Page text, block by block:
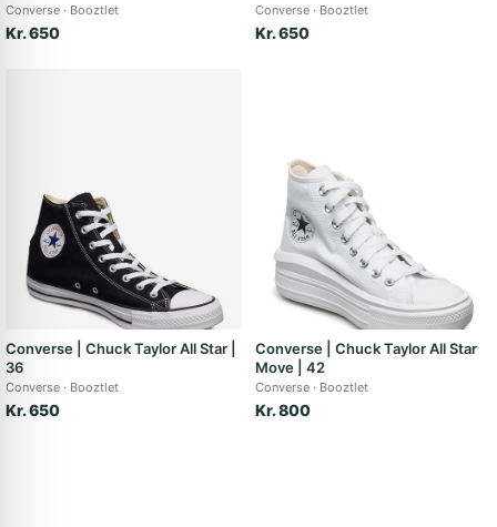
Converse Booztlet
Kr. 650
Converse Booztlet
Kr. 650
Converse | Chuck Taylor All Star |
36
Converse Booztlet
Kr. 650
Converse | Chuck Taylor All Star
Move | 42
Converse Booztlet
Kr. 800